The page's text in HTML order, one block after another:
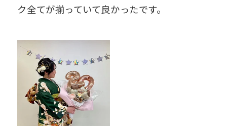
ク全てが揃っていて良かったです。